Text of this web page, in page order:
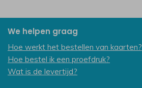
We helpen graag
Hoe werkt het bestellen van kaarten?
Hoe bestel ik een proefdruk?
Wat is de levertijd?